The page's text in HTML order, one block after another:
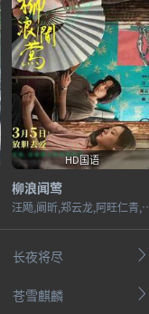
HD国语
柳浪闻莺
汪飏,阚昕,郑
长夜将尽
苍雪麒麟